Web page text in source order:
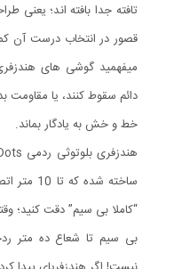
تافته جدا بافته اند؛ یعنی
قصور در انتخاب درست آن
میفهمید گوشی های
دائم سقوط کنند، یا
خط و خش به یادگار بماند.
ساخته
“کاملا بی سیم” دقت کنید؛
بی سیم تا شعاع ده متر